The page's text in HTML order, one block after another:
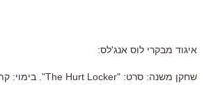
איגוד מבקרי לוס אנג'לס: